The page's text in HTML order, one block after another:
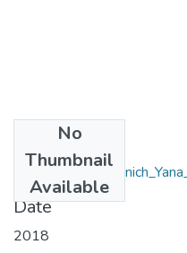
No
Thumbnail
Available
Date
2018